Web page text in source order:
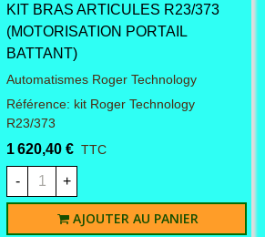
KIT BRAS ARTICULES R23/373
(MOTORISATION PORTAIL
BATTANT)
Automatismes Roger Technology
Référence: kit Roger Technology
R23/373
1 620,40 € TTC
- +
AJOUTER AU PANIER